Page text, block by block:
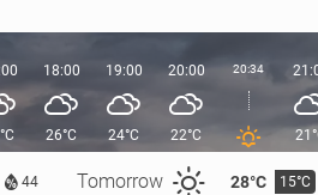
44 Tomorrow 28°C 15°C
18:00
26°C
19:00
24°C
20:00
22°C
20:34